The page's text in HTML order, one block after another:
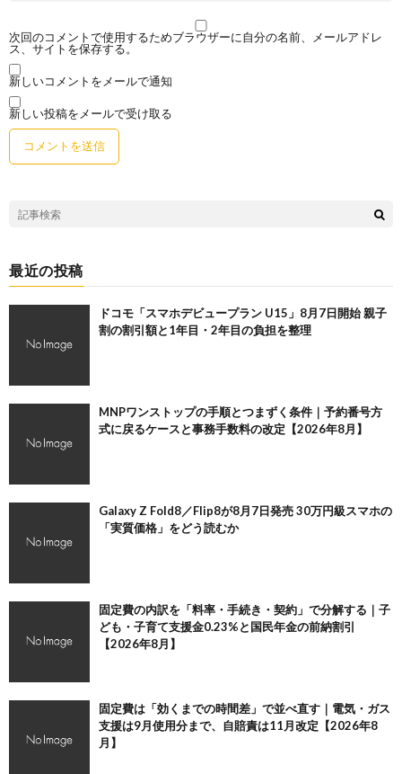
次回のコメントで使用するためブラウザーに自分の名前、メールアドレ
ス、サイトを保存する。
新しいコメントをメールで通知
新しい投稿をメールで受け取る
最近の投稿
ドコモ「スマホデビュープラン U15」8月7日開始 親子
割の割引額と1年目・2年目の負担を整理
MNPワンストップの手順とつまずく条件｜予約番号方
式に戻るケースと事務手数料の改定【2026年8月】
Galaxy Z Fold8／Flip8が8月7日発売 30万円級スマホの
「実質価格」をどう読むか
固定費の内訳を「料率・手続き・契約」で分解する｜子
ども・子育て支援金0.23%と国民年金の前納割引
【2026年8月】
固定費は「効くまでの時間差」で並べ直す｜電気・ガス
支援は9月使用分まで、自賠責は11月改定【2026年8
月】